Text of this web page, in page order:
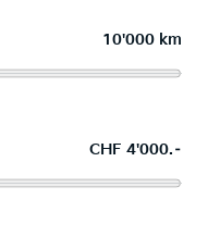
10'000 km
CHF 4'000.–